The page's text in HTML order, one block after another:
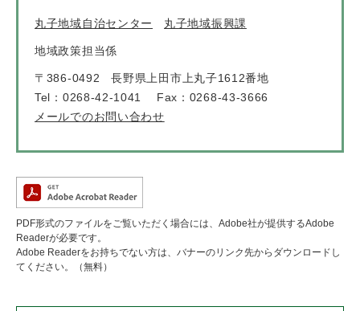
丸子地域自治センター 丸子地域振興課
地域政策担当係
〒386-0492
長野県上田市上丸子1612番地
Tel：0268-42-1041
Fax：0268-43-3666
メールでのお問い合わせ
PDF形式のファイルをご覧いただく場合には、Adobe社が提供するAdobe
Readerが必要です。
Adobe Readerをお持ちでない方は、バナーのリンク先からダウンロードし
てください。（無料）